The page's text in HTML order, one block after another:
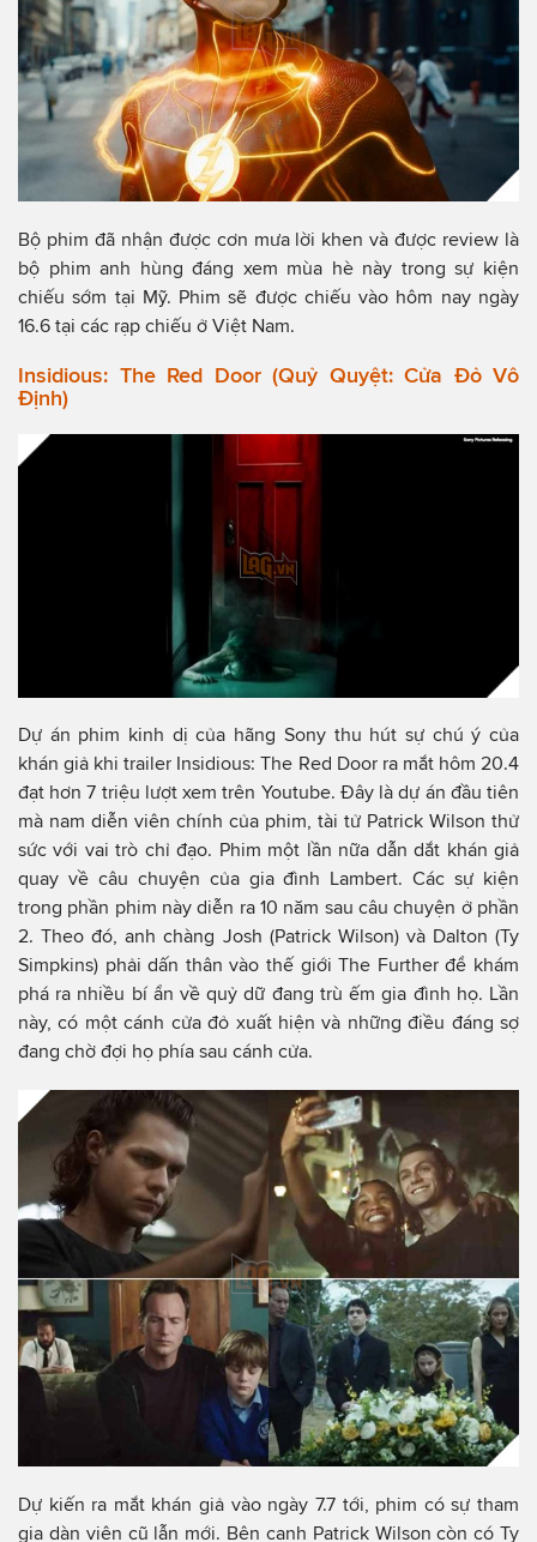
Bộ phim đã nhận được cơn mưa lời khen và được review là
bộ phim anh hùng đáng xem mùa hè này trong sự kiện
chiếu sớm tại Mỹ. Phim sẽ được chiếu vào hôm nay ngày
16.6 tại các rạp chiếu ở Việt Nam.
Insidious: The Red Door (Quỷ Quyệt: Cửa Đỏ Vô
Định)
Dự án phim kinh dị của hãng Sony thu hút sự chú ý của
khán giả khi trailer Insidious: The Red Door ra mắt hôm 20.4
đạt hơn 7 triệu lượt xem trên Youtube. Đây là dự án đầu tiên
mà nam diễn viên chính của phim, tài tử Patrick Wilson thử
sức với vai trò chỉ đạo. Phim một lần nữa dẫn dắt khán giả
quay về câu chuyện của gia đình Lambert. Các sự kiện
trong phần phim này diễn ra 10 năm sau câu chuyện ở phần
2. Theo đó, anh chàng Josh (Patrick Wilson) và Dalton (Ty
Simpkins) phải dấn thân vào thế giới The Further để khám
phá ra nhiều bí ẩn về quỷ dữ đang trù ếm gia đình họ. Lần
này, có một cánh cửa đỏ xuất hiện và những điều đáng sợ
đang chờ đợi họ phía sau cánh cửa.
Dự kiến ra mắt khán giả vào ngày 7.7 tới, phim có sự tham
gia dàn viên cũ lẫn mới. Bên cạnh Patrick Wilson còn có Ty